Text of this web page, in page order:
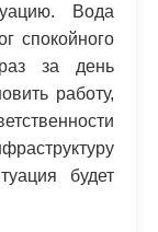
Вода
спокойного
за день
работу,
будет